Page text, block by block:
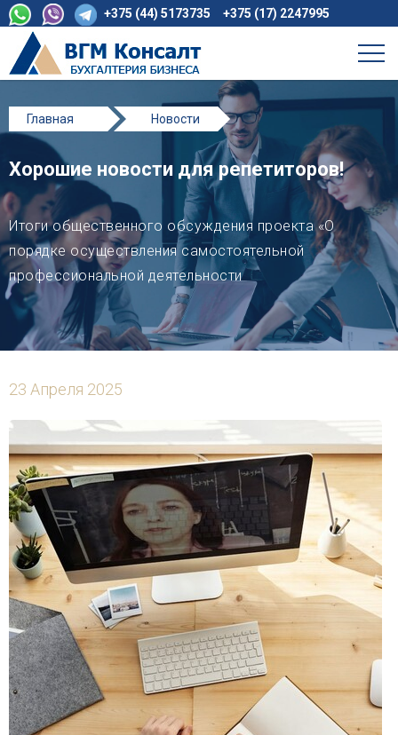
+375 (44) 5173735 +375 (17) 2247995
Главная
Новости
Хорошие новости для репетиторов!
Хорошие новости для репетиторов!
Итоги общественного обсуждения проекта «О
порядке осуществления самостоятельной
профессиональной деятельности
23 Апреля 2025